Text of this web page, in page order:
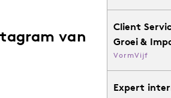
van
Client
Groei &
VormVijf
Expert